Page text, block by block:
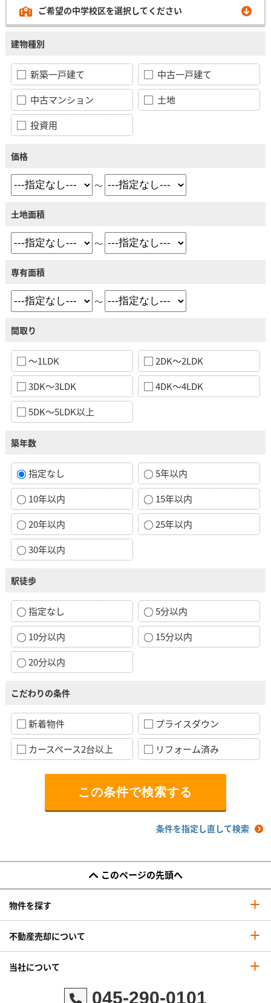
ご希望の中学校区を選択してください
建物種別
新築一戸建て
中古一戸建て
中古マンション
土地
投資用
価格
～
土地面積
～
専有面積
～
間取り
～1LDK
2DK～2LDK
3DK～3LDK
4DK～4LDK
5DK～5LDK以上
築年数
指定なし
5年以内
10年以内
15年以内
20年以内
25年以内
30年以内
駅徒歩
指定なし
5分以内
10分以内
15分以内
20分以内
こだわりの条件
新着物件
プライスダウン
カースペース2台以上
リフォーム済み
条件を指定し直して検索
このページの先頭へ
物件を探す
不動産売却について
当社について
045-290-0101